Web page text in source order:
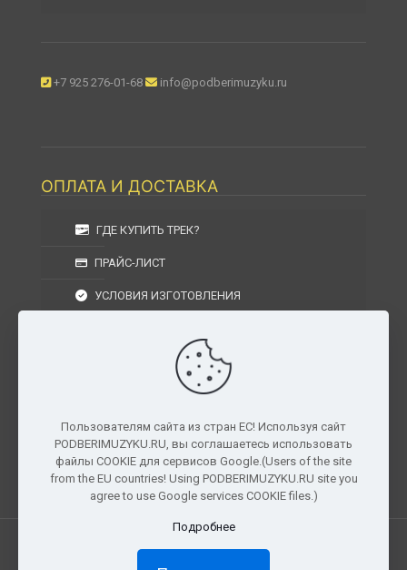
+7 925 276-01-68 info@podberimuzyku.ru
ОПЛАТА И ДОСТАВКА
ГДЕ КУПИТЬ ТРЕК?
ПРАЙС-ЛИСТ
УСЛОВИЯ ИЗГОТОВЛЕНИЯ
УСЛОВИЯ ВОЗВРАТА
г. Москва, Московская область, Центральный
федеральный округ, РФ, Россия
Все права защищены. © 2026 PODBERIMUZYKU.RU
Пользователям сайта из стран ЕС! Используя сайт
PODBERIMUZYKU.RU, вы соглашаетесь использовать
файлы COOKIE для сервисов Google.(Users of the site
from the EU countries! Using PODBERIMUZYKU.RU site you
agree to use Google services COOKIE files.)
Подробнее